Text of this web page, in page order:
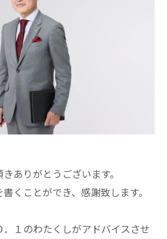
ありがとうございます。
くことができ、感謝致します。
１のわたくしがアドバイスさせ